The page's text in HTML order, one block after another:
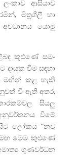
ආසියාව
මිත්‍රශීලී හා
අවධානය යොමු
කුළුණේ සම-
දායක වීම සඳහා
මඟින් කළ හැකි
වී ඇති අතර,
සියලු
වීමේ
ලෝකය “නව
මෙම කුළුණේ
ගුණවර්ධන